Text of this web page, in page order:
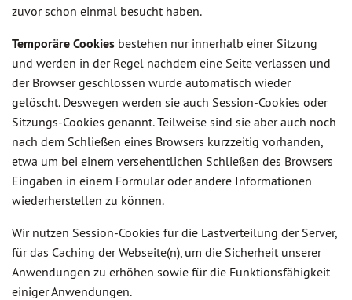
zuvor schon einmal besucht haben.
Temporäre Cookies bestehen nur innerhalb einer Sitzung
und werden in der Regel nachdem eine Seite verlassen und
der Browser geschlossen wurde automatisch wieder
gelöscht. Deswegen werden sie auch Session-Cookies oder
Sitzungs-Cookies genannt. Teilweise sind sie aber auch noch
nach dem Schließen eines Browsers kurzzeitig vorhanden,
etwa um bei einem versehentlichen Schließen des Browsers
Eingaben in einem Formular oder andere Informationen
wiederherstellen zu können.
Wir nutzen Session-Cookies für die Lastverteilung der Server,
für das Caching der Webseite(n), um die Sicherheit unserer
Anwendungen zu erhöhen sowie für die Funktionsfähigkeit
einiger Anwendungen.